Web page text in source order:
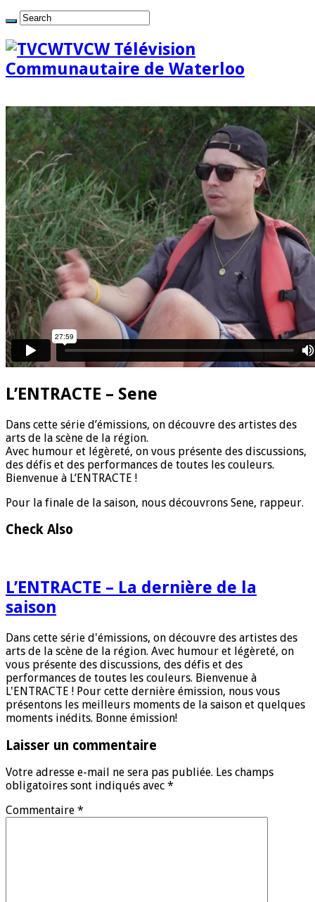
TVCW Télévision
Communautaire de Waterloo
L’ENTRACTE – Sene
Dans cette série d’émissions, on découvre des artistes des
arts de la scène de la région.
Avec humour et légèreté, on vous présente des discussions,
des défis et des performances de toutes les couleurs.
Bienvenue à L’ENTRACTE !
Pour la finale de la saison, nous découvrons Sene, rappeur.
Check Also
L’ENTRACTE – La dernière de la
saison
Dans cette série d'émissions, on découvre des artistes des
arts de la scène de la région. Avec humour et légèreté, on
vous présente des discussions, des défis et des
performances de toutes les couleurs. Bienvenue à
L'ENTRACTE ! Pour cette dernière émission, nous vous
présentons les meilleurs moments de la saison et quelques
moments inédits. Bonne émission!
Laisser un commentaire
Votre adresse e-mail ne sera pas publiée. Les champs
obligatoires sont indiqués avec *
Commentaire *